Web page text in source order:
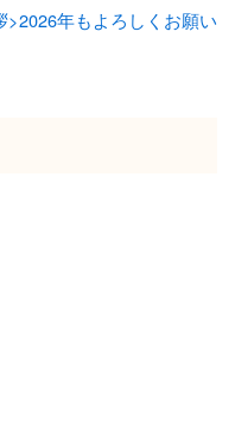
>2026年もよろしくお願い